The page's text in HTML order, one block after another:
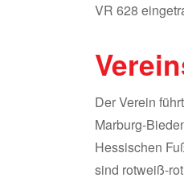
VR 628
Der Verein
Marburg-
Hessischen
sind rotweiß-